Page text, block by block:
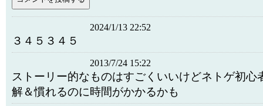
2024/1/13 22:52
３４５３４５
2013/7/24 15:22
ストーリー的なものはすごくいいけどネトゲ初心
解＆慣れるのに時間がかかるかも